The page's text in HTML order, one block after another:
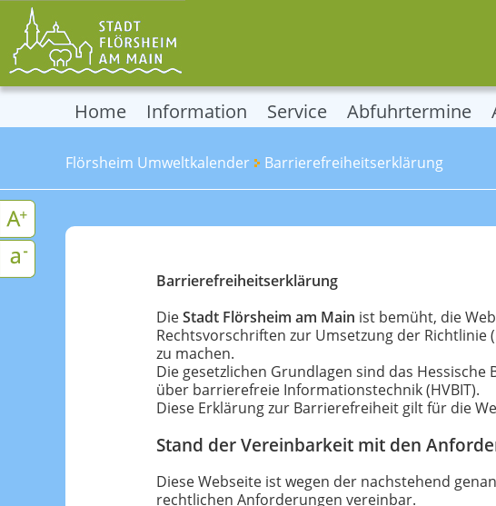
Home Information Service Abfuhrtermine
Flörsheim Umweltkalender Barrierefreiheitserklärung
Barrierefreiheitserklärung
DieStadt Flörsheim am Main ist bemüht, die
Rechtsvorschriften zur Umsetzung der Richtlinie
zu machen.
Die gesetzlichen Grundlagen sind das
über barrierefreie Informationstechnik (HVBIT).
Diese Erklärung zur Barrierefreiheit gilt für die
Stand der Vereinbarkeit mit den
Diese Webseite ist wegen der nachstehend
rechtlichen Anforderungen vereinbar.